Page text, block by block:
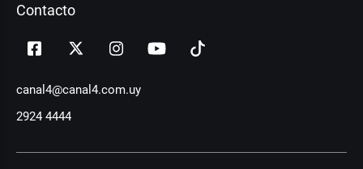
Contacto
canal4@canal4.com.uy
2924 4444